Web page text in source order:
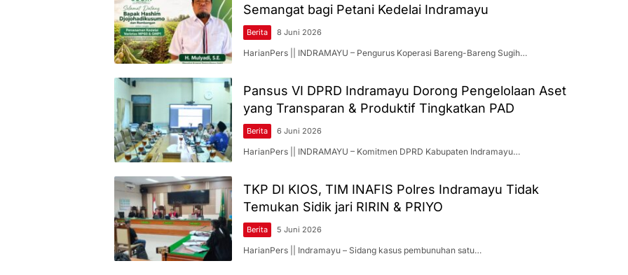
Semangat bagi Petani Kedelai Indramayu
Berita 8 Juni 2026
HarianPers || INDRAMAYU – Pengurus Koperasi Bareng-Bareng Sugih…
Pansus VI DPRD Indramayu Dorong Pengelolaan Aset
yang Transparan & Produktif Tingkatkan PAD
Berita 6 Juni 2026
HarianPers || INDRAMAYU – Komitmen DPRD Kabupaten Indramayu…
TKP DI KIOS, TIM INAFIS Polres Indramayu Tidak
Temukan Sidik jari RIRIN & PRIYO
Berita 5 Juni 2026
HarianPers || Indramayu – Sidang kasus pembunuhan satu…